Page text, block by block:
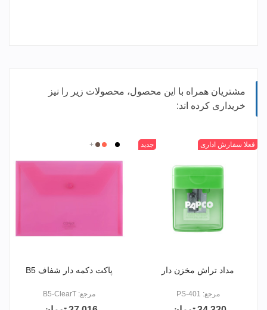
مشتریان همراه با این محصول، محصولات زیر را نیز
خریداری کرده اند:
مشکی
بنفشقرمز
زرد+ جدید فعلا سفارش اداری
مداد تراش مخزن دار
مرجع: PS-401
مشکی
بیقرمز
قهوه
+
پاکت دکمه دار شفاف B5
مرجع: B5-ClearT